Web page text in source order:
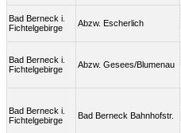
Bad Berneck i.
Fichtelgebirge
Abzw. Escherlich
Bad Berneck i.
Fichtelgebirge
Abzw. Gesees/Blumenau
Bad Berneck i.
Fichtelgebirge
Bad Berneck Bahnhofstr.